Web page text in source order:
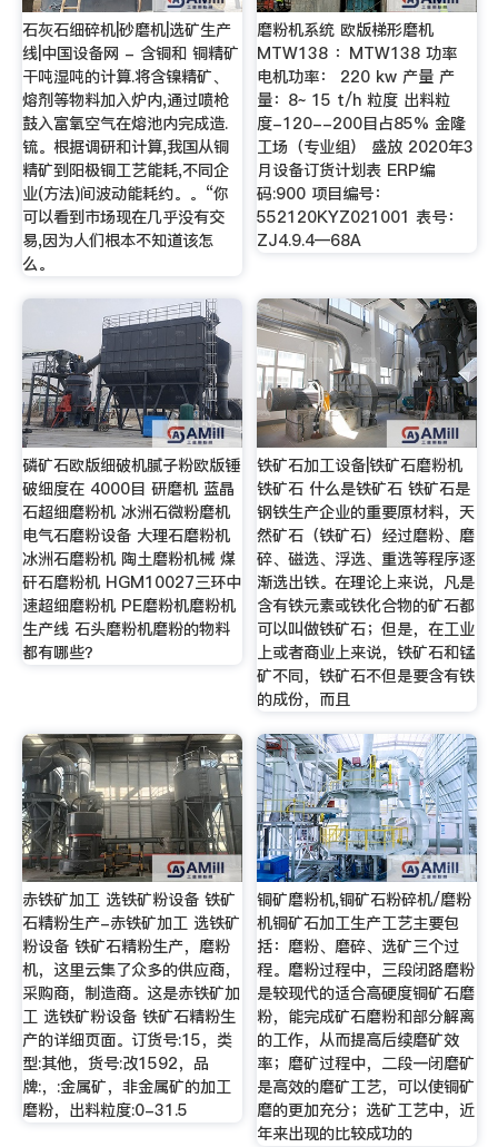
石灰石细碎机|砂磨机|选矿生产
线|中国设备网 - 含铜和 铜精矿
干吨湿吨的计算.将含镍精矿、
熔剂等物料加入炉内,通过喷枪
鼓入富氧空气在熔池内完成造.
锍。根据调研和计算,我国从铜
精矿到阳极铜工艺能耗,不同企
业(方法)间波动能耗约。。“你
可以看到市场现在几乎没有交
易,因为人们根本不知道该怎
么。
磨粉机系统 欧版梯形磨机
MTW138 ：MTW138 功率
电机功率： 220 kw 产量 产
量：8~ 15 t/h 粒度 出料粒
度-120--200目占85% 金隆
工场（专业组） 盛放 2020年3
月设备订货计划表 ERP编
码:900 项目编号：
552120KYZ021001 表号：
ZJ4.9.4—68A
磷矿石欧版细破机腻子粉欧版锤
破细度在 4000目 研磨机 蓝晶
石超细磨粉机 冰洲石微粉磨机
电气石磨粉设备 大理石磨粉机
冰洲石磨粉机 陶土磨粉机械 煤
矸石磨粉机 HGM10027三环中
速超细磨粉机 PE磨粉机磨粉机
生产线 石头磨粉机磨粉的物料
都有哪些？
铁矿石加工设备|铁矿石磨粉机
铁矿石 什么是铁矿石 铁矿石是
钢铁生产企业的重要原材料，天
然矿石（铁矿石）经过磨粉、磨
碎、磁选、浮选、重选等程序逐
渐选出铁。在理论上来说，凡是
含有铁元素或铁化合物的矿石都
可以叫做铁矿石；但是，在工业
上或者商业上来说，铁矿石和锰
矿不同，铁矿石不但是要含有铁
的成份，而且
赤铁矿加工 选铁矿粉设备 铁矿
石精粉生产-赤铁矿加工 选铁矿
粉设备 铁矿石精粉生产，磨粉
机，这里云集了众多的供应商，
采购商，制造商。这是赤铁矿加
工 选铁矿粉设备 铁矿石精粉生
产的详细页面。订货号:15，类
型:其他，货号:改1592，品
牌:，:金属矿，非金属矿的加工
磨粉，出料粒度:0-31.5
铜矿磨粉机,铜矿石粉碎机/磨粉
机铜矿石加工生产工艺主要包
括：磨粉、磨碎、选矿三个过
程。磨粉过程中，三段闭路磨粉
是较现代的适合高硬度铜矿石磨
粉，能完成矿石磨粉和部分解离
的工作，从而提高后续磨矿效
率；磨矿过程中，二段一闭磨矿
是高效的磨矿工艺，可以使铜矿
磨的更加充分；选矿工艺中，近
年来出现的比较成功的